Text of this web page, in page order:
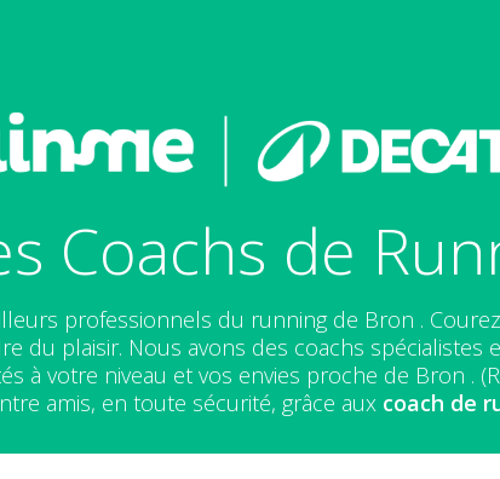
Coachs de
professionnels du running de Bron .
du plaisir. Nous avons des coachs spécialistes
à votre niveau et vos envies proche de Bron .
amis, en toute sécurité, grâce aux coach de